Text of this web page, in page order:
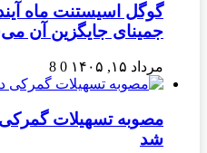
گوگل اسیستنت ماه
جمینای جایگزین آن
مرداد ۱۵, ۱۴۰۵ 0
8
مصوبه تسهیلات
شد